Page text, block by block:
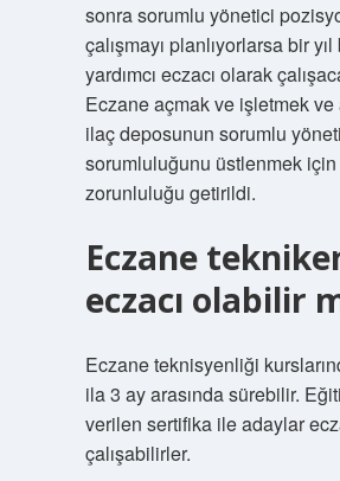
sonra sorumlu yönetici
çalışmayı planlıyorlarsa bir
yardımcı eczacı olarak
Eczane açmak ve işletmek ve
ilaç deposunun sorumlu
sorumluluğunu üstlenmek için
zorunluluğu getirildi.
Eczane
eczacı olabilir
Eczane teknisyenliği
ila 3 ay arasında sürebilir.
verilen sertifika ile adaylar
çalışabilirler.